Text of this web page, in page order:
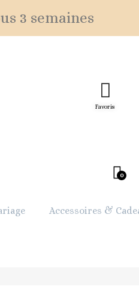
3 semaines
Favoris
Accessoires &